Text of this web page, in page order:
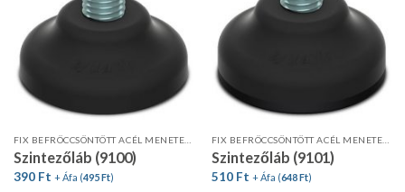
Szintezőláb (9100)
390 Ft + Áfa (495Ft)
Szintezőláb (9101)
510 Ft + Áfa (648Ft)